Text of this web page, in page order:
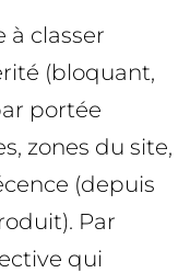
à classer
(bloquant,
portée
zones du site,
(depuis
Par
qui